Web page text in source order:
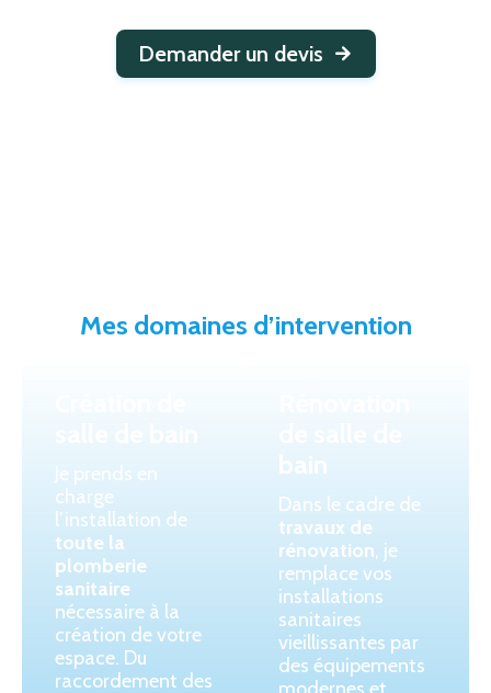
Demander un devis
Mes domaines d’intervention
Je prends en
charge
l’installation de
toute la
plomberie
sanitaire
nécessaire à la
création de votre
espace. Du
raccordement des
bain
Dans le cadre de
travaux de
rénovation, je
remplace vos
installations
sanitaires
vieillissantes par
des équipements